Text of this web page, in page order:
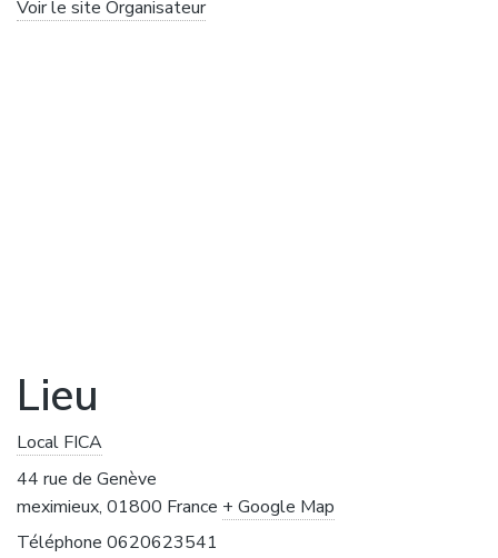
Voir le site Organisateur
Lieu
Local FICA
44 rue de Genève
meximieux, 01800 France + Google Map
Téléphone 0620623541